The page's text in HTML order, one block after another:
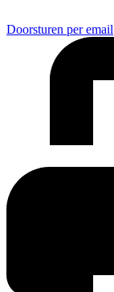
Doorsturen per email